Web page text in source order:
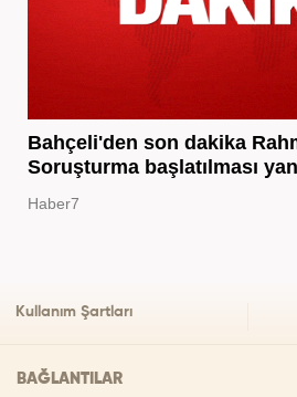
Bahçeli'den son dakika
Soruşturma başlatılması
Haber7
Kullanım Şartları
BAĞLANTILAR